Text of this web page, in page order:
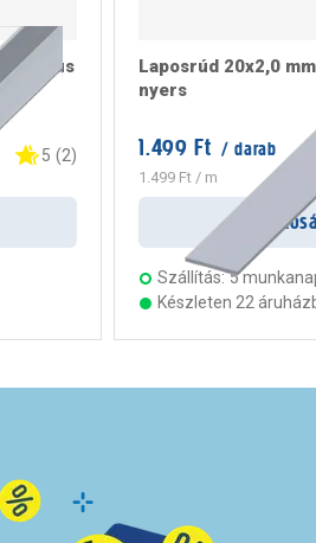
5 (2)
Laposrúd 20x2,0
nyers
1.499 Ft / darab
1.499 Ft/ m
Szállítás: 5
Készleten 22